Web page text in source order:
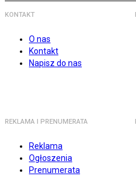
KONTAKT
O nas
Kontakt
Napisz do nas
REKLAMA I PRENUMERATA
Reklama
Ogłoszenia
Prenumerata